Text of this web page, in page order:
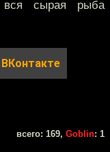
вся сырая рыба
ВКонтакте
всего: 169, Goblin: 1